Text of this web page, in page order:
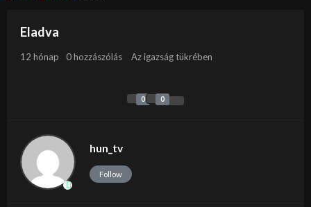
Eladva
12 hónap 0 hozzászólás Az igazság tükrében
0 0
hun_tv
Follow